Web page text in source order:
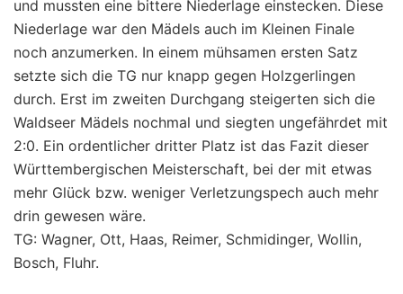
und mussten eine bittere Niederlage einstecken. Diese
Niederlage war den Mädels auch im Kleinen Finale
noch anzumerken. In einem mühsamen ersten Satz
setzte sich die TG nur knapp gegen Holzgerlingen
durch. Erst im zweiten Durchgang steigerten sich die
Waldseer Mädels nochmal und siegten ungefährdet mit
2:0. Ein ordentlicher dritter Platz ist das Fazit dieser
Württembergischen Meisterschaft, bei der mit etwas
mehr Glück bzw. weniger Verletzungspech auch mehr
drin gewesen wäre.
TG: Wagner, Ott, Haas, Reimer, Schmidinger, Wollin,
Bosch, Fluhr.